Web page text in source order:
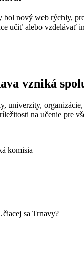
bol nový web rýchly,
učiť alebo vzdelávať
vzniká
univerzity,
na učenie pre
sa Trnavy?